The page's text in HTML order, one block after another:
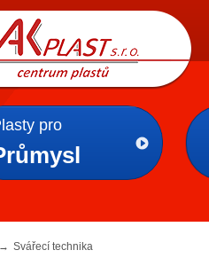
PLAST s.r.o.
pro
→ Svářecí technika